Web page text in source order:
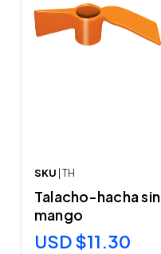
SKU | TH
Talacho-hacha sin
mango
USD $11.30